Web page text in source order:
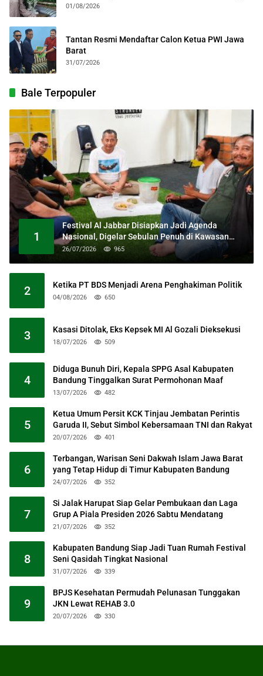
Kebangsaan
01/08/2026
Tantan Resmi Mendaftar Calon Ketua PWI Jawa
Barat
31/07/2026
Bale Terpopuler
1
Festival Al Jabbar Disiapkan Jadi Agenda
Nasional, Digelar Sebulan Penuh di Kawasan
Masjid Raya Al Jabbar
26/07/2026 965
2 Ketika PT BDS Menjadi Arena Penghakiman Politik
04/08/2026 650
3 Kasasi Ditolak, Eks Kepsek MI Al Gozali Dieksekusi
18/07/2026 509
4
Diduga Bunuh Diri, Kepala SPPG Asal Kabupaten
Bandung Tinggalkan Surat Permohonan Maaf
13/07/2026 482
5
Ketua Umum Persit KCK Tinjau Jembatan Perintis
Garuda II, Sebut Simbol Kebersamaan TNI dan Rakyat
20/07/2026 401
6
Terbangan, Warisan Seni Dakwah Islam Jawa Barat
yang Tetap Hidup di Timur Kabupaten Bandung
24/07/2026 352
7
Si Jalak Harupat Siap Gelar Pembukaan dan Laga
Grup A Piala Presiden 2026 Sabtu Mendatang
21/07/2026 352
8
Kabupaten Bandung Siap Jadi Tuan Rumah Festival
Seni Qasidah Tingkat Nasional
31/07/2026 339
9
BPJS Kesehatan Permudah Pelunasan Tunggakan
JKN Lewat REHAB 3.0
20/07/2026 330